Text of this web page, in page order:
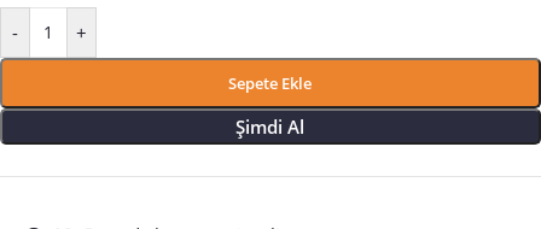
- +
Sepete Ekle
Şimdi Al